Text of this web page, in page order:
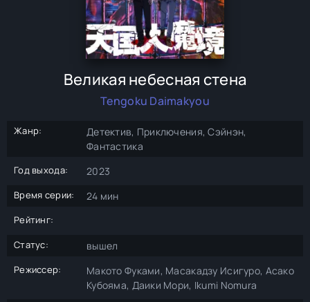
Великая небесная стена
Tengoku Daimakyou
Жанр:
Детектив, Приключения, Сэйнэн,
Фантастика
Год выхода: 2023
Время серии: 24 мин
Рейтинг:
Статус:
вышел
Режиссер:
Макото Фуками, Масакадзу Исигуро, Асако
Кубояма, Даики Мори, Ikumi Nomura